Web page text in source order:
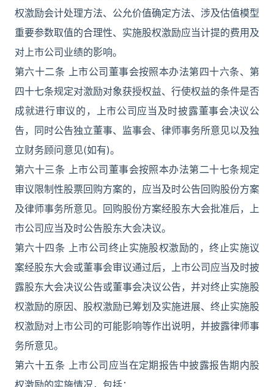
权激励会计处理方法、公允价值确定方法、涉及估值模型
重要参数取值的合理性、实施股权激励应当计提的费用及
对上市公司业绩的影响。
第六十二条 上市公司董事会按照本办法第四十六条、第
四十七条规定对激励对象获授权益、行使权益的条件是否
成就进行审议的，上市公司应当及时披露董事会决议公
告，同时公告独立董事、监事会、律师事务所意见以及独
立财务顾问意见(如有)。
第六十三条 上市公司董事会按照本办法第二十七条规定
审议限制性股票回购方案的，应当及时公告回购股份方案
及律师事务所意见。回购股份方案经股东大会批准后，上
市公司应当及时公告股东大会决议。
第六十四条 上市公司终止实施股权激励的，终止实施议
案经股东大会或董事会审议通过后，上市公司应当及时披
露股东大会决议公告或董事会决议公告，并对终止实施股
权激励的原因、股权激励已筹划及实施进展、终止实施股
权激励对上市公司的可能影响等作出说明，并披露律师事
务所意见。
第六十五条 上市公司应当在定期报告中披露报告期内股
权激励的实施情况，包括：